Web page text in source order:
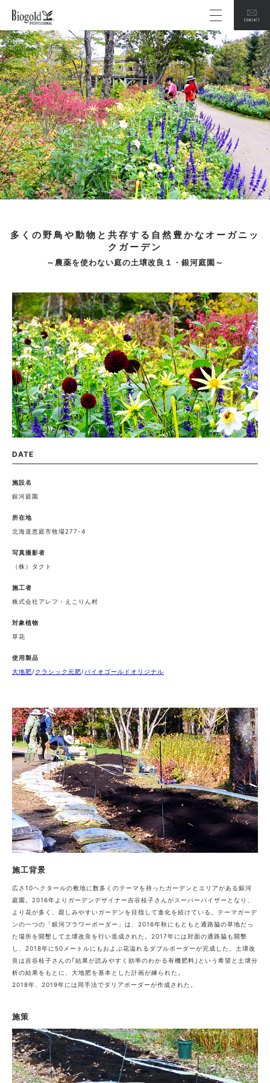
多くの野鳥や動物と共存する自然豊かなオーガニッ
クガーデン
～農薬を使わない庭の土壌改良１・銀河庭園～
DATE
施設名
銀河庭園
所在地
北海道恵庭市牧場277-4
写真撮影者
（株）タクト
施工者
株式会社アレフ・えこりん村
対象植物
草花
使用製品
大地肥/クラシック元肥/バイオゴールドオリジナル
施工背景
広さ10ヘクタールの敷地に数多くのテーマを持ったガーデンとエリアがある銀河
庭園。2016年よりガーデンデザイナー吉谷桂子さんがスーパーバイザーとなり、
より花が多く、親しみやすいガーデンを目指して進化を続けている。テーマガーデ
ンの一つの「銀河フラワーボーダー」は、2016年秋にもともと通路脇の草地だっ
た場所を開墾して土壌改良を行い造成された。2017年には対面の通路脇も開墾
し、2018年に50メートルにもおよぶ花溢れるダブルボーダーが完成した。土壌改
良は吉谷桂子さんの｢結果が読みやすく効率のわかる有機肥料｣という希望と土壌分
析の結果をもとに、大地肥を基本とした計画が練られた。
2018年、2019年には同手法でダリアボーダーが作成された。
施策